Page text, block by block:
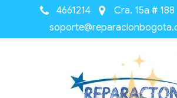
4661214
Cra. 15a #